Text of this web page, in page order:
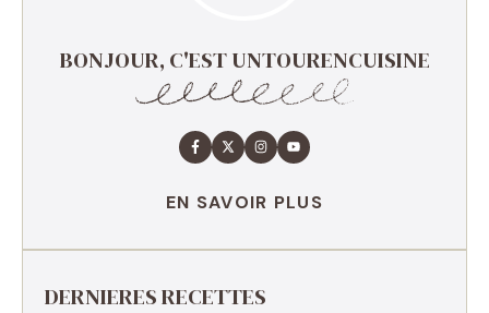
BONJOUR, C'EST UNTOURENCUISINE
EN SAVOIR PLUS
DERNIERES RECETTES